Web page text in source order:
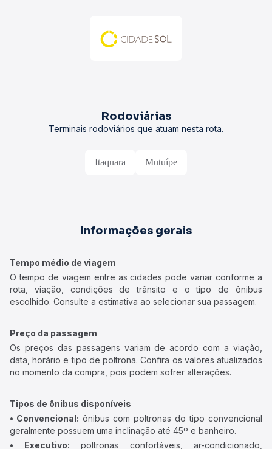
Rodoviárias
Terminais rodoviários que atuam nesta rota.
Itaquara Mutuípe
Informações gerais
Tempo médio de viagem
O tempo de viagem entre as cidades pode variar conforme a
rota, viação, condições de trânsito e o tipo de ônibus
escolhido. Consulte a estimativa ao selecionar sua passagem.
Preço da passagem
Os preços das passagens variam de acordo com a viação,
data, horário e tipo de poltrona. Confira os valores atualizados
no momento da compra, pois podem sofrer alterações.
Tipos de ônibus disponíveis
• Convencional: ônibus com poltronas do tipo convencional
geralmente possuem uma inclinação até 45º e banheiro.
• Executivo: poltronas confortáveis, ar-condicionado,